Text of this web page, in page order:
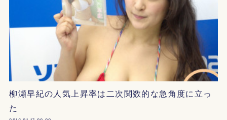
柳瀬早紀の人気上昇率は二次関数的な急角度に立っ
た